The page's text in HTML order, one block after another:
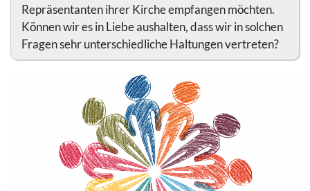
Repräsentanten ihrer Kirche empfangen möchten.
Können wir es in Liebe aushalten, dass wir in solchen
Fragen sehr unterschiedliche Haltungen vertreten?